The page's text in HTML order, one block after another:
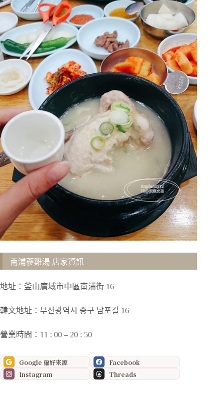
南浦蔘雞湯 店家資訊
地址：釜山廣域市中區南浦街 16
韓文地址：부산광역시 중구 남포길 16
營業時間：11 : 00 – 20 : 50
Google 偏好來源
Facebook
Instagram
Threads